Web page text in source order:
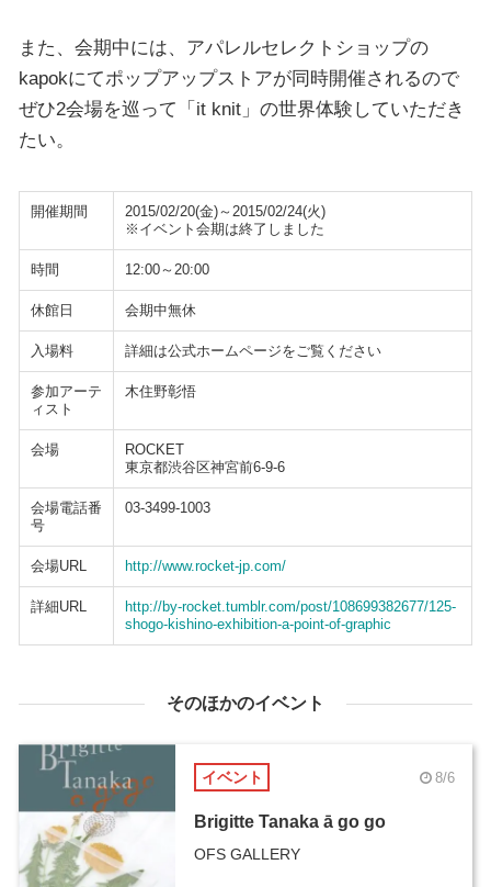
また、会期中には、アパレルセレクトショップの
kapokにてポップアップストアが同時開催されるので
ぜひ2会場を巡って「it knit」の世界体験していただき
たい。
開催期間
2015/02/20(金)～2015/02/24(火)
※イベント会期は終了しました
時間 12:00～20:00
休館日 会期中無休
入場料 詳細は公式ホームページをご覧ください
参加アーテ
ィスト
木住野彰悟
会場
ROCKET
東京都渋谷区神宮前6-9-6
会場電話番
号
03-3499-1003
会場URL http://www.rocket-jp.com/
詳細URL
http://by-rocket.tumblr.com/post/108699382677/125-
shogo-kishino-exhibition-a-point-of-graphic
そのほかのイベント
イベント 8/6
Brigitte Tanaka ā go go
OFS GALLERY